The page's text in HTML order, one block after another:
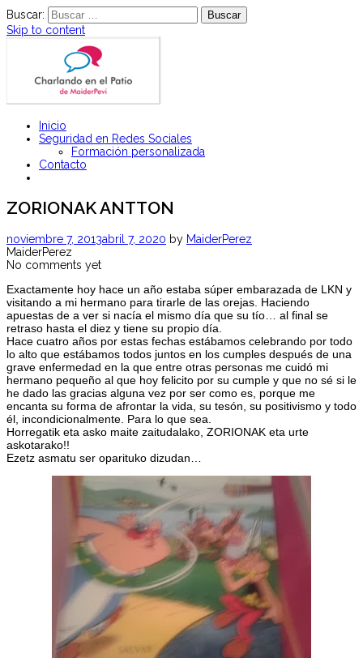
Buscar:
Skip to content
Charlando en el patio
Charlas y Talleres para padres y jóvenes sobre Seguridad en Redes
Sociales
Inicio
Seguridad en Redes Sociales
Formación personalizada
Contacto
ZORIONAK ANTTON
noviembre 7, 2013abril 7, 2020 by MaiderPerez
MaiderPerez
No comments yet
Exactamente hoy hace un año estaba súper embarazada de LKN y
visitando a mi hermano para tirarle de las orejas. Haciendo
apuestas de a ver si nacía el mismo día que su tío… al final se
retraso hasta el diez y tiene su propio día.
Hace cuatro años por estas fechas estábamos celebrando por todo
lo alto que estábamos todos juntos en los cumples después de una
grave enfermedad en la que entre otras personas me cuidó mi
hermano pequeño al que hoy felicito por su cumple y que no sé si le
he dado las gracias alguna vez por ser como es, porque me
encanta su forma de afrontar la vida, su tesón, su positivismo y todo
él, incondicionalmente. Para lo que sea.
Horregatik eta asko maite zaitudalako, ZORIONAK eta urte
askotarako!!
Ezetz asmatu ser oparituko dizudan…